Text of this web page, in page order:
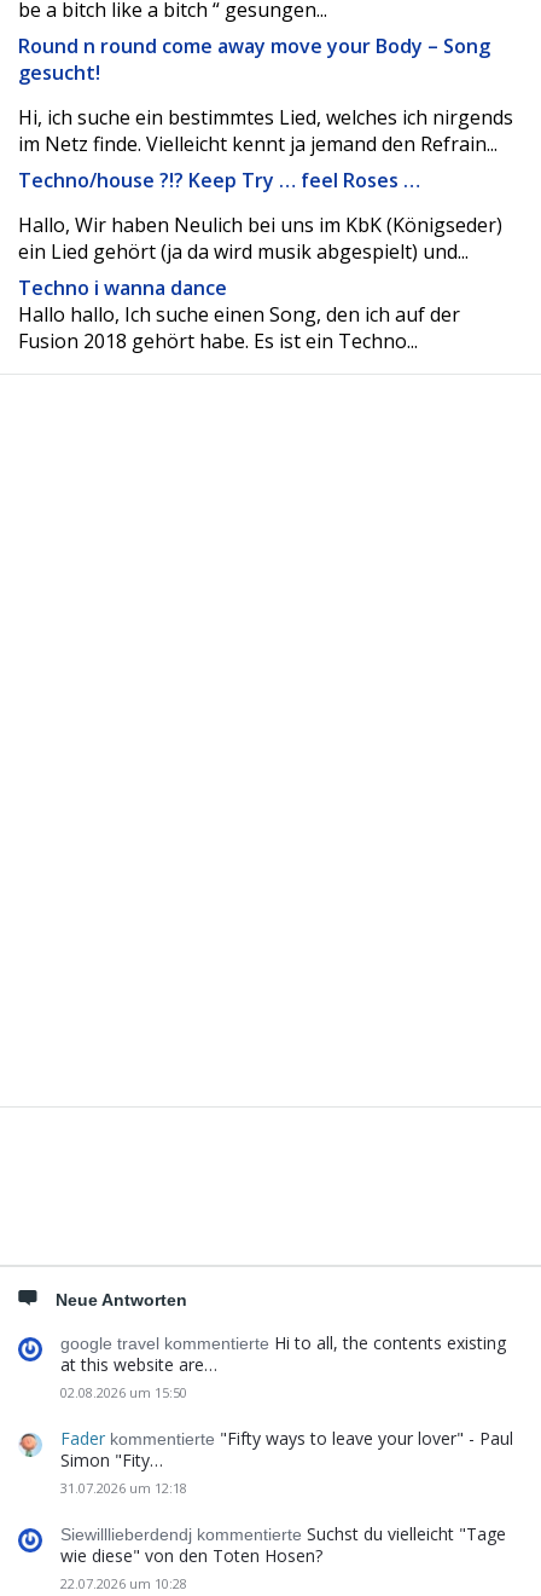
be a bitch like a bitch “ gesungen...
Round n round come away move your Body – Song
gesucht!
Hi, ich suche ein bestimmtes Lied, welches ich nirgends
im Netz finde. Vielleicht kennt ja jemand den Refrain...
Techno/house ?!? Keep Try … feel Roses …
Hallo, Wir haben Neulich bei uns im KbK (Königseder)
ein Lied gehört (ja da wird musik abgespielt) und...
Techno i wanna dance
Hallo hallo, Ich suche einen Song, den ich auf der
Fusion 2018 gehört habe. Es ist ein Techno...
Neue Antworten
google travel kommentierte Hi to all, the contents existing
at this website are…
02.08.2026 um 15:50
Fader kommentierte "Fifty ways to leave your lover" - Paul
Simon "Fity…
31.07.2026 um 12:18
Siewilllieberdendj kommentierte Suchst du vielleicht "Tage
wie diese" von den Toten Hosen?
22.07.2026 um 10:28